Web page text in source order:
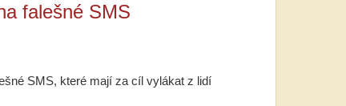
falešné SMS
SMS, které mají za cíl vylákat z lidí